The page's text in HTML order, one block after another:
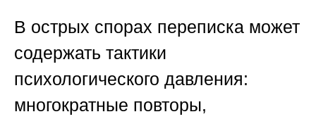
В острых спорах переписка может
содержать тактики
психологического давления:
многократные повторы,